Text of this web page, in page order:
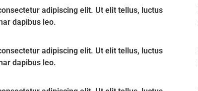
adipiscing elit. Ut elit tellus, luctus
dapibus leo.
adipiscing elit. Ut elit tellus, luctus
dapibus leo.